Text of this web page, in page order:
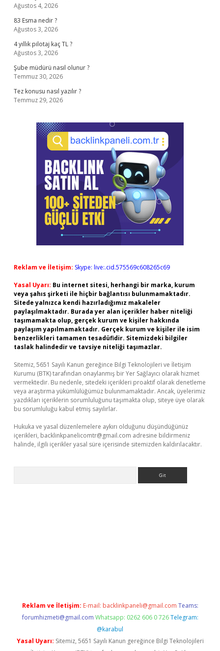
Ağustos 4, 2026
83 Esma nedir ?
Ağustos 3, 2026
4 yıllık pilotaj kaç TL ?
Ağustos 3, 2026
Şube müdürü nasıl olunur ?
Temmuz 30, 2026
Tez konusu nasıl yazılır ?
Temmuz 29, 2026
Reklam ve İletişim: Skype: live:.cid.575569c608265c69
Yasal Uyarı: Bu internet sitesi, herhangi bir marka, kurum
veya şahıs şirketi ile hiçbir bağlantısı bulunmamaktadır.
Sitede yalnızca kendi hazırladığımız makaleler
paylaşılmaktadır. Burada yer alan içerikler haber niteliği
taşımamakta olup, gerçek kurum ve kişiler hakkında
paylaşım yapılmamaktadır. Gerçek kurum ve kişiler ile isim
benzerlikleri tamamen tesadüfidir. Sitemizdeki bilgiler
taslak halindedir ve tavsiye niteliği taşımazlar.
Sitemiz, 5651 Sayılı Kanun gereğince Bilgi Teknolojileri ve İletişim
Kurumu (BTK) tarafından onaylanmış bir Yer Sağlayıcı olarak hizmet
vermektedir. Bu nedenle, sitedeki içerikleri proaktif olarak denetleme
veya araştırma yükümlülüğümüz bulunmamaktadır. Ancak, üyelerimiz
yazdıkları içeriklerin sorumluluğunu taşımakta olup, siteye üye olarak
bu sorumluluğu kabul etmiş sayılırlar.
Hukuka ve yasal düzenlemelere aykırı olduğunu düşündüğünüz
içerikleri, backlinkpanelicomtr@gmail.com adresine bildirmeniz
halinde, ilgili içerikler yasal süre içerisinde sitemizden kaldırılacaktır.
Reklam ve İletişim: E-mail: backlinkpaneli@gmail.com Teams:
forumhizmeti@gmail.com Whatsapp: 0262 606 0 726 Telegram:
@karabul
Yasal Uyarı: Sitemiz, 5651 Sayılı Kanun gereğince Bilgi Teknolojileri